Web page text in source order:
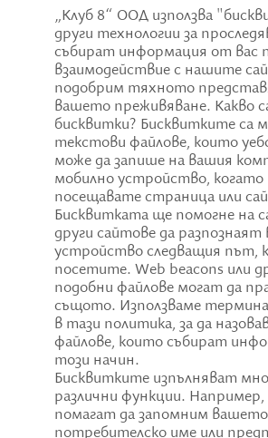
„Клуб 8“ ООД използва
други технологии за
събират информация от вас
взаимодействие с нашите
подобрим тяхното
вашето преживяване. Какво
бисквитки? Бисквитките са
текстови файлове, които
може да запише на вашия
мобилно устройство, когато
посещавате страница или
Бисквитката ще помогне на
други сайтове да
устройство следващия път,
посетите. Web beacons или
подобни файлове могат да
същото. Използваме
в тази политика, за да
файлове, които събират
този начин.
Бисквитките изпълняват
различни функции.
помагат да запомним вашето
потребителско име или